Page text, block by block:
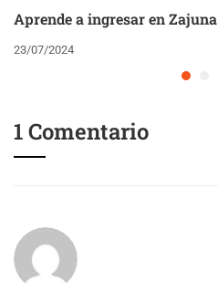
Aprende a ingresar en Zajuna
23/07/2024
1 Comentario